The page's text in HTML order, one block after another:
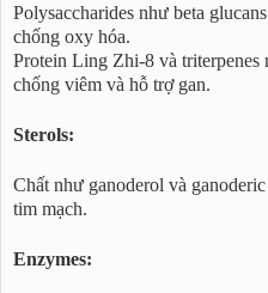
Polysaccharides như beta
chống oxy hóa.
Protein Ling Zhi-8 và triterpenes
chống viêm và hỗ trợ gan.
Sterols:
Chất như ganoderol và
tim mạch.
Enzymes: